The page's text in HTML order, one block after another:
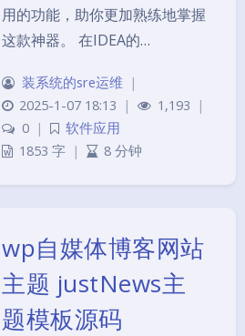
用的功能，助你更加熟练地掌握
这款神器。 在IDEA的…
装系统的sre运维
|
2025-1-07 18:13
| 1,193
|
0 |
软件应用
1853 字 | 8 分钟
wp自媒体博客网站
主题 justNews主
题模板源码